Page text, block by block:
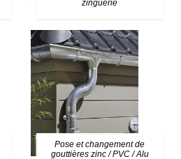
zinguerie
Pose et changement de
gouttières zinc / PVC / Alu